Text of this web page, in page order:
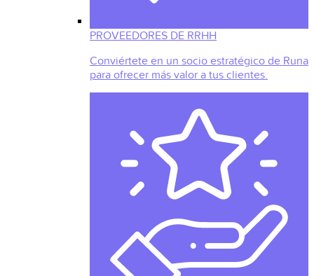
PROVEEDORES DE RRHH
Conviértete en un socio estratégico de Runa
para ofrecer más valor a tus clientes.